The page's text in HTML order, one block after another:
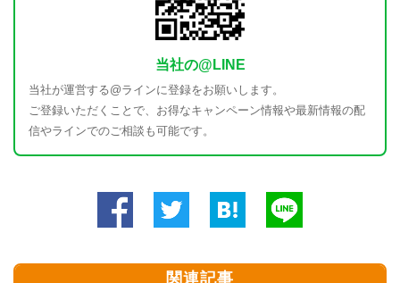
当社の@LINE
当社が運営する@ラインに登録をお願いします。
ご登録いただくことで、お得なキャンペーン情報や最新情報の配
信やラインでのご相談も可能です。
関連記事